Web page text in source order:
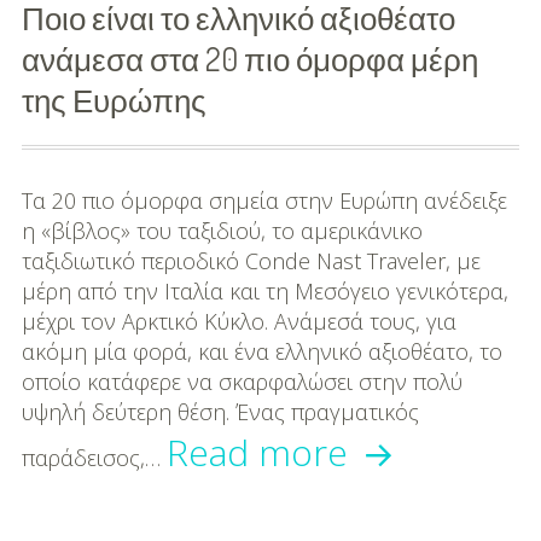
τη
βραδιά!
Ποιο είναι το ελληνικό αξιοθέατο
ανάμεσα στα 20 πιο όμορφα μέρη
της Ευρώπης
Τα 20 πιο όμορφα σημεία στην Ευρώπη ανέδειξε
η «βίβλος» του ταξιδιού, το αμερικάνικο
ταξιδιωτικό περιοδικό Conde Nast Traveler, με
μέρη από την Ιταλία και τη Μεσόγειο γενικότερα,
μέχρι τον Αρκτικό Κύκλο. Ανάμεσά τους, για
ακόμη μία φορά, και ένα ελληνικό αξιοθέατο, το
οποίο κατάφερε να σκαρφαλώσει στην πολύ
υψηλή δεύτερη θέση. Ένας πραγματικός
παράδεισος,… Read more Ποιο